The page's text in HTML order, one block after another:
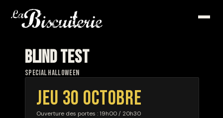
BLIND TEST
SPECIAL HALLOWEEN
JEU 30 OCTOBRE
Ouverture des portes : 19h00 / 20h30